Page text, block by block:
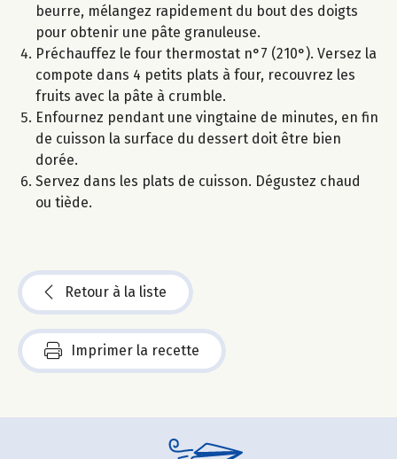
beurre, mélangez rapidement du bout des doigts
pour obtenir une pâte granuleuse.
Préchauffez le four thermostat n°7 (210°). Versez la
compote dans 4 petits plats à four, recouvrez les
fruits avec la pâte à crumble.
Enfournez pendant une vingtaine de minutes, en fin
de cuisson la surface du dessert doit être bien
dorée.
Servez dans les plats de cuisson. Dégustez chaud
ou tiède.
Retour à la liste
Imprimer la recette